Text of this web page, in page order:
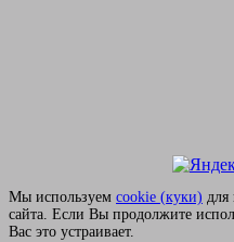
Мы используем сookie (куки) для
сайта. Если Вы продолжите
Вас это устраивает.